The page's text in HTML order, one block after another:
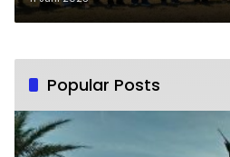
Popular Posts